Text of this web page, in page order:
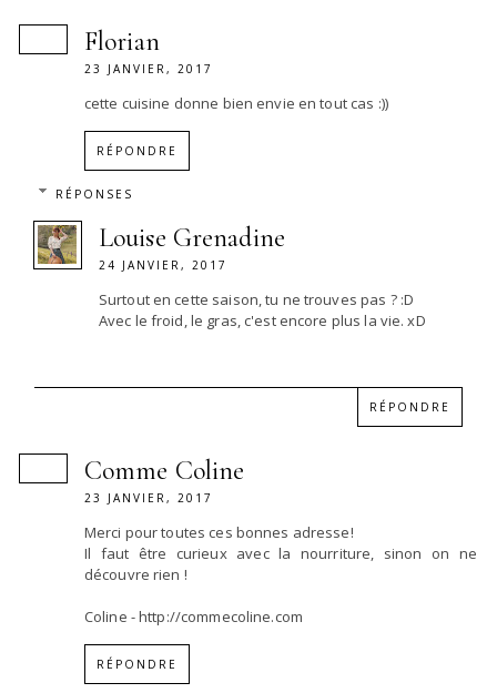
Florian
23 JANVIER, 2017
cette cuisine donne bien envie en tout cas :))
RÉPONDRE
RÉPONSES
Louise Grenadine
24 JANVIER, 2017
Surtout en cette saison, tu ne trouves pas ? :D
Avec le froid, le gras, c'est encore plus la vie. xD
RÉPONDRE
Comme Coline
23 JANVIER, 2017
Merci pour toutes ces bonnes adresse!
Il faut être curieux avec la nourriture, sinon on ne
découvre rien !
Coline - http://commecoline.com
RÉPONDRE